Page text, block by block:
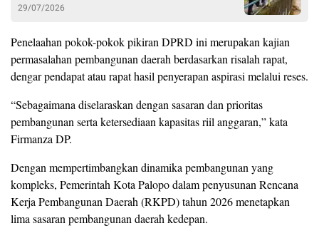
29/07/2026
Penelaahan pokok-pokok pikiran DPRD ini merupakan kajian
permasalahan pembangunan daerah berdasarkan risalah rapat,
dengar pendapat atau rapat hasil penyerapan aspirasi melalui reses.
“Sebagaimana diselaraskan dengan sasaran dan prioritas
pembangunan serta ketersediaan kapasitas riil anggaran,” kata
Firmanza DP.
Dengan mempertimbangkan dinamika pembangunan yang
kompleks, Pemerintah Kota Palopo dalam penyusunan Rencana
Kerja Pembangunan Daerah (RKPD) tahun 2026 menetapkan
lima sasaran pembangunan daerah kedepan.